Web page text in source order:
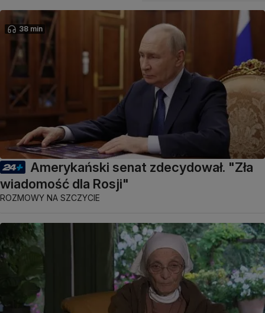
38 min
Amerykański senat zdecydował. "Zła
wiadomość dla Rosji"
ROZMOWY NA SZCZYCIE